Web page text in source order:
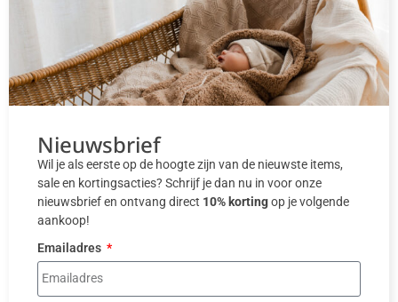
Nieuwsbrief
Wil je als eerste op de hoogte zijn van de nieuwste items,
sale en kortingsacties? Schrijf je dan nu in voor onze
nieuwsbrief en ontvang direct 10% kortingop je volgende
aankoop!
Emailadres